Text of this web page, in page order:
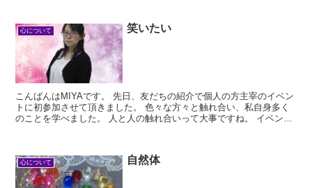
心について 笑いたい
こんばんはMIYAです。 先日、友だちの紹介で個人の方主宰のイベン
トに初参加させて頂きました。 色々な方々と触れ合い、私自身多く
のことを学べました。 人と人の触れ合いって大事ですね。 イベント
心について 自然体